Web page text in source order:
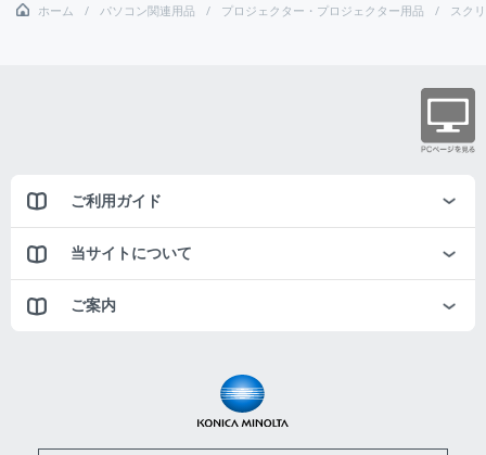
ホーム パソコン関連用品 プロジェクター・プロジェクター用品 スク
ご利用ガイド
当サイトについて
ご案内